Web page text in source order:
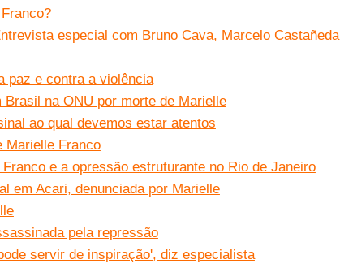
especial com Bruno Cava, Marcelo Castañeda
paz e contra a violência
Brasil na ONU por morte de Marielle
ao qual devemos estar atentos
Marielle Franco
e a opressão estruturante no Rio de Janeiro
em Acari, denunciada por Marielle
pela repressão
servir de inspiração', diz especialista